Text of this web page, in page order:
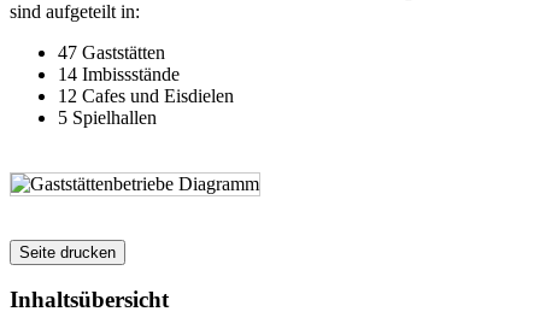
sind aufgeteilt in:
47 Gaststätten
14 Imbissstände
12 Cafes und Eisdielen
5 Spielhallen
Seite drucken
Inhaltsübersicht